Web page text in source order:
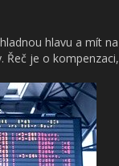
hlavu a mít na
Řeč je o kompenzaci,